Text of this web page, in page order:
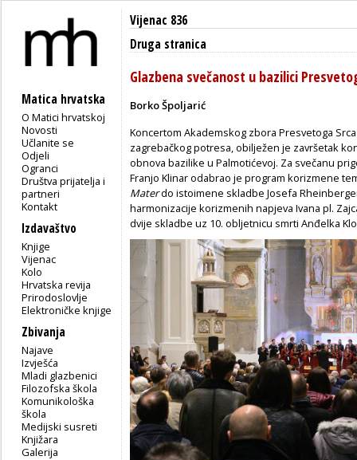
Matica hrvatska
O Matici hrvatskoj
Novosti
Učlanite se
Odjeli
Ogranci
Društva prijatelja i
partneri
Kontakt
Izdavaštvo
Knjige
Vijenac
Kolo
Hrvatska revija
Prirodoslovlje
Elektroničke knjige
Zbivanja
Najave
Izvješća
Mladi glazbenici
Filozofska škola
Komunikološka
škola
Medijski susreti
Knjižara
Galerija
Vijenac 836
Druga stranica
Glazbena svečanost u bazilici
Borko Špoljarić
Koncertom Akademskog zbora Presvetoga
zagrebačkog potresa, obilježen je završetak
obnova bazilike u Palmotićevoj. Za svečanu
Franjo Klinar odabrao je program korizmene
Materdo istoimene skladbe Josefa
harmonizacije korizmenih napjeva Ivana pl.
dvije skladbe uz 10. obljetnicu smrti Anđelka